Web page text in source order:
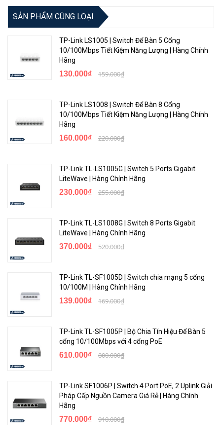
SẢN PHẨM CÙNG LOẠI
TP-Link LS1005 | Switch Để Bàn 5 Cổng
10/100Mbps Tiết Kiệm Năng Lượng | Hàng Chính
Hãng
130.000₫ 159.000₫
TP-Link LS1008 | Switch Để Bàn 8 Cổng
10/100Mbps Tiết Kiệm Năng Lượng | Hàng Chính
Hãng
160.000₫ 220.000₫
TP-Link TL-LS1005G | Switch 5 Ports Gigabit
LiteWave | Hàng Chính Hãng
230.000₫ 255.000₫
TP-Link TL-LS1008G | Switch 8 Ports Gigabit
LiteWave | Hàng Chính Hãng
370.000₫ 520.000₫
TP-Link TL-SF1005D | Switch chia mạng 5 cổng
10/100M | Hàng Chính Hãng
139.000₫ 169.000₫
TP-Link TL-SF1005P | Bộ Chia Tín Hiệu Để Bàn 5
cổng 10/100Mbps với 4 cổng PoE
610.000₫ 800.000₫
TP-Link SF1006P | Switch 4 Port PoE, 2 Uplink Giải
Pháp Cấp Nguồn Camera Giá Rẻ | Hàng Chính
Hãng
770.000₫ 910.000₫